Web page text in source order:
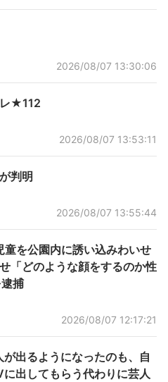
2026/08/07 13:30:06
★112
2026/08/07 13:53:11
判明
2026/08/07 13:55:44
童を公園内に誘い込みわいせ
「どのような顔をするのか性
捕
2026/08/07 12:17:21
出るようになったのも、自
出してもらう代わりに芸人